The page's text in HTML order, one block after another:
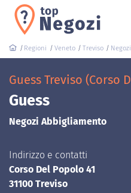
Regioni Veneto Treviso
Guess Treviso (Corso
Guess
Negozi Abbigliamento
Indirizzo e contatti
Corso Del Popolo 41
31100 Treviso